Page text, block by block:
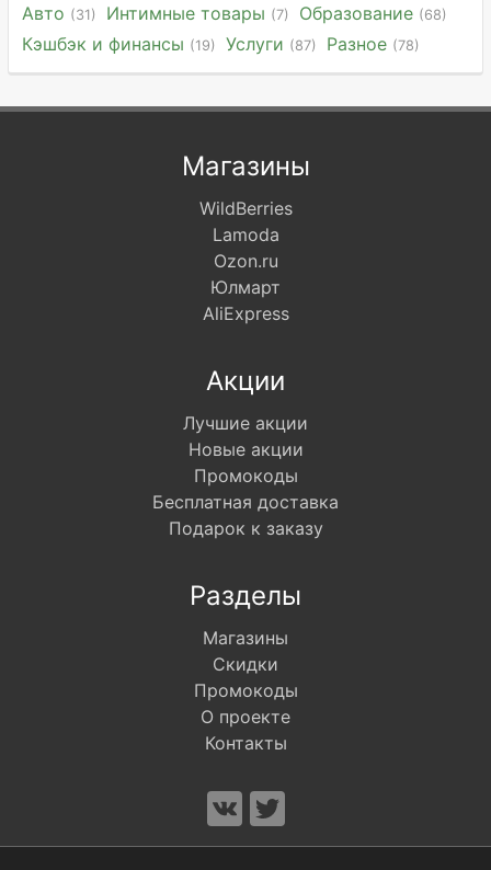
Авто (31) Интимные товары (7) Образование (68)
Кэшбэк и финансы (19) Услуги (87) Разное (78)
Магазины
WildBerries
Lamoda
Ozon.ru
Юлмарт
AliExpress
Акции
Лучшие акции
Новые акции
Промокоды
Бесплатная доставка
Подарок к заказу
Разделы
Магазины
Скидки
Промокоды
О проекте
Контакты